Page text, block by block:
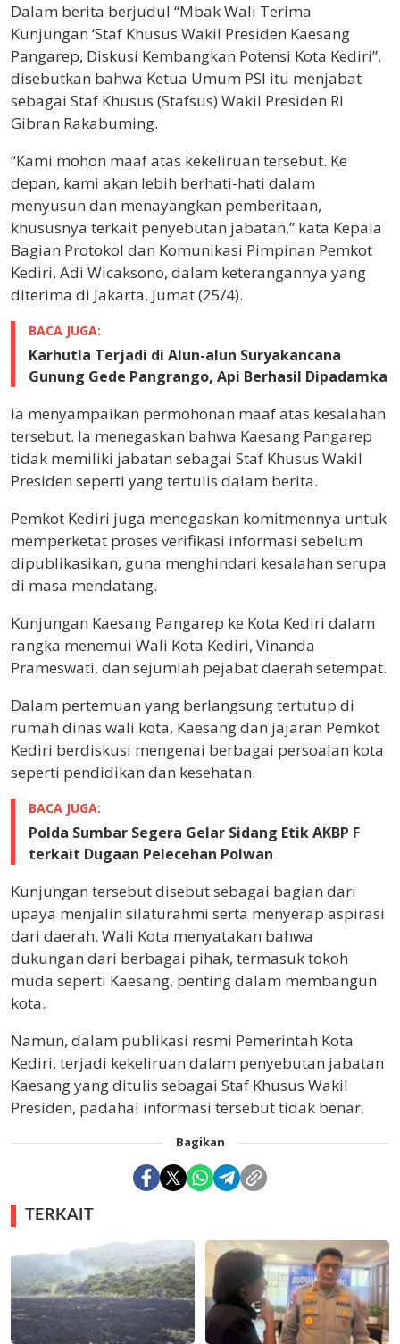
Dalam berita berjudul “Mbak Wali Terima
Kunjungan ‘Staf Khusus Wakil Presiden Kaesang
Pangarep, Diskusi Kembangkan Potensi Kota Kediri”,
disebutkan bahwa Ketua Umum PSI itu menjabat
sebagai Staf Khusus (Stafsus) Wakil Presiden RI
Gibran Rakabuming.
“Kami mohon maaf atas kekeliruan tersebut. Ke
depan, kami akan lebih berhati-hati dalam
menyusun dan menayangkan pemberitaan,
khususnya terkait penyebutan jabatan,” kata Kepala
Bagian Protokol dan Komunikasi Pimpinan Pemkot
Kediri, Adi Wicaksono, dalam keterangannya yang
diterima di Jakarta, Jumat (25/4).
BACA JUGA:
Karhutla Terjadi di Alun-alun Suryakancana
Gunung Gede Pangrango, Api Berhasil Dipadamka
Ia menyampaikan permohonan maaf atas kesalahan
tersebut. Ia menegaskan bahwa Kaesang Pangarep
tidak memiliki jabatan sebagai Staf Khusus Wakil
Presiden seperti yang tertulis dalam berita.
Pemkot Kediri juga menegaskan komitmennya untuk
memperketat proses verifikasi informasi sebelum
dipublikasikan, guna menghindari kesalahan serupa
di masa mendatang.
Kunjungan Kaesang Pangarep ke Kota Kediri dalam
rangka menemui Wali Kota Kediri, Vinanda
Prameswati, dan sejumlah pejabat daerah setempat.
Dalam pertemuan yang berlangsung tertutup di
rumah dinas wali kota, Kaesang dan jajaran Pemkot
Kediri berdiskusi mengenai berbagai persoalan kota
seperti pendidikan dan kesehatan.
BACA JUGA:
Polda Sumbar Segera Gelar Sidang Etik AKBP F
terkait Dugaan Pelecehan Polwan
Kunjungan tersebut disebut sebagai bagian dari
upaya menjalin silaturahmi serta menyerap aspirasi
dari daerah. Wali Kota menyatakan bahwa
dukungan dari berbagai pihak, termasuk tokoh
muda seperti Kaesang, penting dalam membangun
kota.
Namun, dalam publikasi resmi Pemerintah Kota
Kediri, terjadi kekeliruan dalam penyebutan jabatan
Kaesang yang ditulis sebagai Staf Khusus Wakil
Presiden, padahal informasi tersebut tidak benar.
Bagikan
TERKAIT